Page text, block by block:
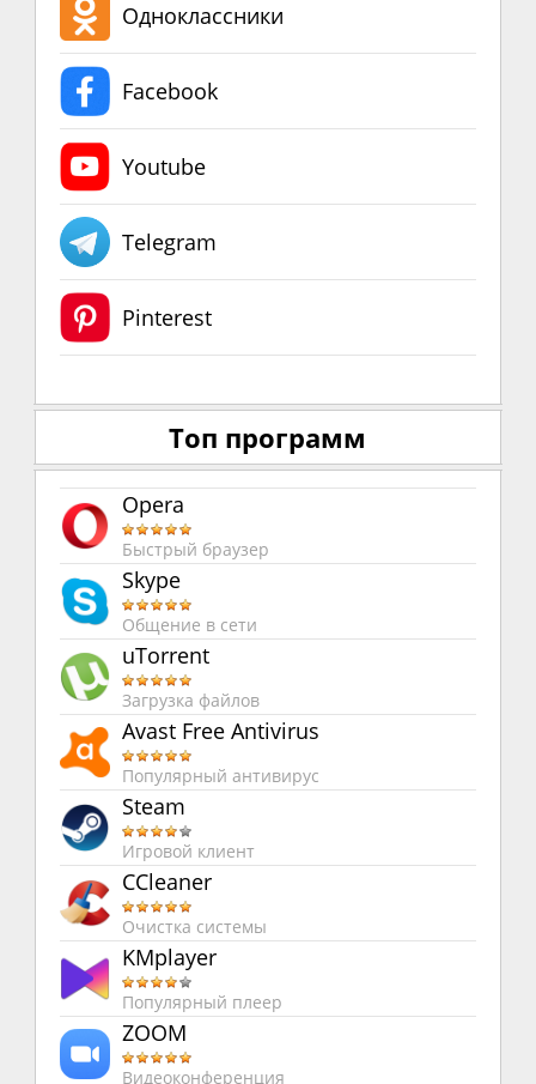
Одноклассники
Facebook
Youtube
Telegram
Pinterest
Топ программ
Opera
Быстрый браузер
Skype
Общение в сети
uTorrent
Загрузка файлов
Avast Free Antivirus
Популярный антивирус
Steam
Игровой клиент
CCleaner
Очистка системы
KMplayer
Популярный плеер
ZOOM
Видеоконференция